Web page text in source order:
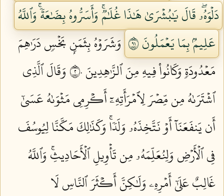
دَلۡوَهُۥۖ قَالَ يَٰبُشۡرَىٰ هَٰذَا غُلَٰمٞۚ وَأَسَرُّوهُ بِضَٰعَةٗۚ وَٱللَّهُ
عَلِيمُۢ بِمَا يَعۡمَلُونَ ١٩
وَشَرَوۡهُ بِثَمَنِۭ بَخۡسٖ دَرَٰهِمَ
مَعۡدُودَةٖ وَكَانُواْ فِيهِ مِنَ ٱلزَّٰهِدِينَ ٢٠
وَقَالَ ٱلَّذِي
ٱشۡتَرَىٰهُ مِن مِّصۡرَ لِٱمۡرَأَتِهِۦٓ أَكۡرِمِي مَثۡوَىٰهُ عَسَىٰٓ
أَن يَنفَعَنَآ أَوۡ نَتَّخِذَهُۥ وَلَدٗاۚ وَكَذَٰلِكَ مَكَّنَّا لِيُوسُفَ
فِي ٱلۡأَرۡضِ وَلِنُعَلِّمَهُۥ مِن تَأۡوِيلِ ٱلۡأَحَادِيثِۚ وَٱللَّهُ
غَالِبٌ عَلَىٰٓ أَمۡرِهِۦ وَلَٰكِنَّ أَكۡثَرَ ٱلنَّاسِ لَا